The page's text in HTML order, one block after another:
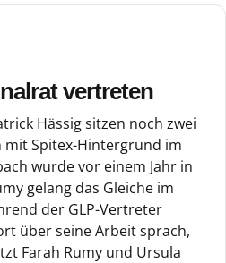
vertreten
Hässig sitzen noch zwei
Spitex-Hintergrund im
wurde vor einem Jahr in
gelang das Gleiche im
der GLP-Vertreter
über seine Arbeit sprach,
Farah Rumy und Ursula